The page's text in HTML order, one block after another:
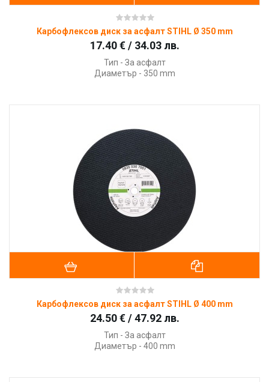
Карбофлексов диск за асфалт STIHL Ø 350 mm
17.40 € / 34.03 лв.
Тип - За асфалт
Диаметър - 350 mm
Карбофлексов диск за асфалт STIHL Ø 400 mm
24.50 € / 47.92 лв.
Тип - За асфалт
Диаметър - 400 mm